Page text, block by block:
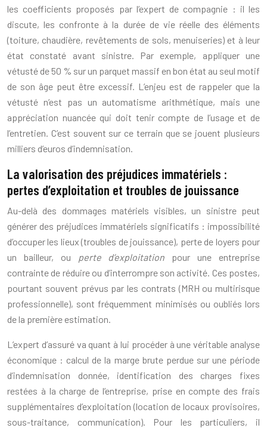
les coefficients proposés par l’expert de compagnie : il les
discute, les confronte à la durée de vie réelle des éléments
(toiture, chaudière, revêtements de sols, menuiseries) et à leur
état constaté avant sinistre. Par exemple, appliquer une
vétusté de 50 % sur un parquet massif en bon état au seul motif
de son âge peut être excessif. L’enjeu est de rappeler que la
vétusté n’est pas un automatisme arithmétique, mais une
appréciation nuancée qui doit tenir compte de l’usage et de
l’entretien. C’est souvent sur ce terrain que se jouent plusieurs
milliers d’euros d’indemnisation.
La valorisation des préjudices immatériels :
pertes d’exploitation et troubles de jouissance
Au-delà des dommages matériels visibles, un sinistre peut
générer des préjudices immatériels significatifs : impossibilité
d’occuper les lieux (troubles de jouissance), perte de loyers pour
un bailleur, ou perte d’exploitation pour une entreprise
contrainte de réduire ou d’interrompre son activité. Ces postes,
pourtant souvent prévus par les contrats (MRH ou multirisque
professionnelle), sont fréquemment minimisés ou oubliés lors
de la première estimation.
L’expert d’assuré va quant à lui procéder à une véritable analyse
économique : calcul de la marge brute perdue sur une période
d’indemnisation donnée, identification des charges fixes
restées à la charge de l’entreprise, prise en compte des frais
supplémentaires d’exploitation (location de locaux provisoires,
sous-traitance, communication). Pour les particuliers, il